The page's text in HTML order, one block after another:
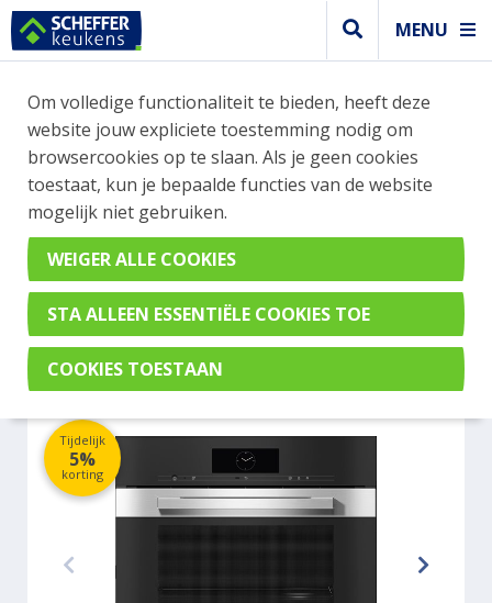
MENU
WEBSHOP BESTELLINGEN
Je kan tijdelijk geen bestelling plaatsen. Wil je je
vast oriënteren? Vergelijk eenvoudig apparaten
en merken met elkaar. Klik hier voor meer
informatie.
Steamer
MIELE DGC7860HCPROCLST
Tijdelijk
5%
korting
Om volledige functionaliteit te bieden, heeft deze
website jouw expliciete toestemming nodig om
browsercookies op te slaan. Als je geen cookies
toestaat, kun je bepaalde functies van de website
mogelijk niet gebruiken.